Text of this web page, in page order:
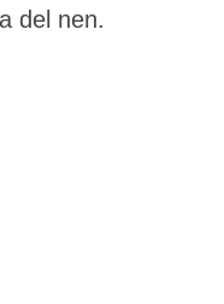
del nen.